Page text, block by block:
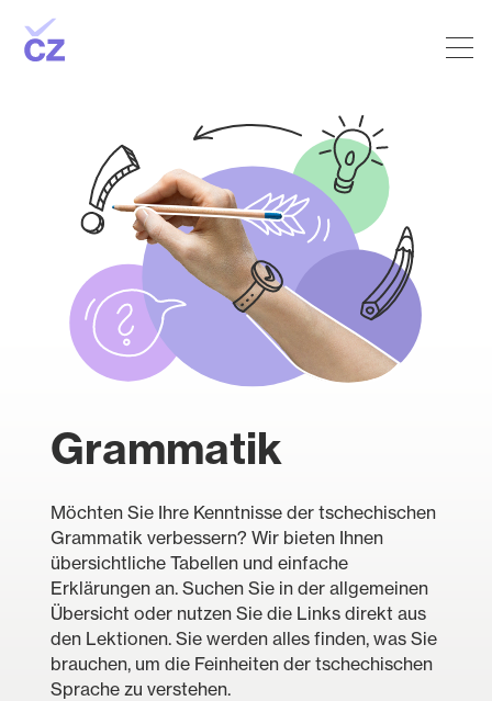
Grammatik
Möchten Sie Ihre Kenntnisse der tschechischen
Grammatik verbessern? Wir bieten Ihnen
übersichtliche Tabellen und einfache
Erklärungen an. Suchen Sie in der allgemeinen
Übersicht oder nutzen Sie die Links direkt aus
den Lektionen. Sie werden alles finden, was Sie
brauchen, um die Feinheiten der tschechischen
Sprache zu verstehen.